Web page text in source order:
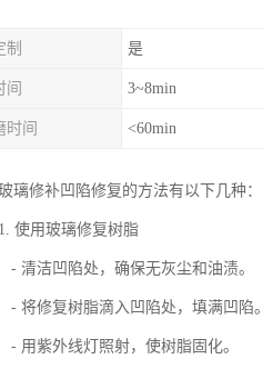
制 是
间 3~8min
时间 <60min
璃修补凹陷修复的方法有以下几种：
1. 使用玻璃修复树脂
- 清洁凹陷处，确保无灰尘和油渍。
- 将修复树脂滴入凹陷处，填满凹陷。
- 用紫外线灯照射，使树脂固化。